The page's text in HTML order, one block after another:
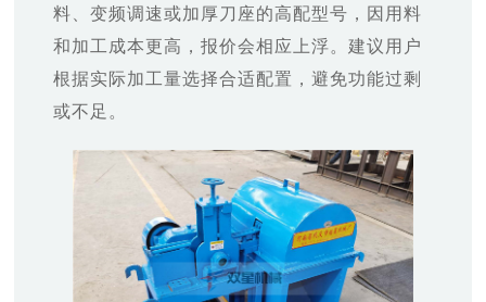
料、变频调速或加厚刀座的高配型号，因用料
和加工成本更高，报价会相应上浮。建议用户
根据实际加工量选择合适配置，避免功能过剩
或不足。